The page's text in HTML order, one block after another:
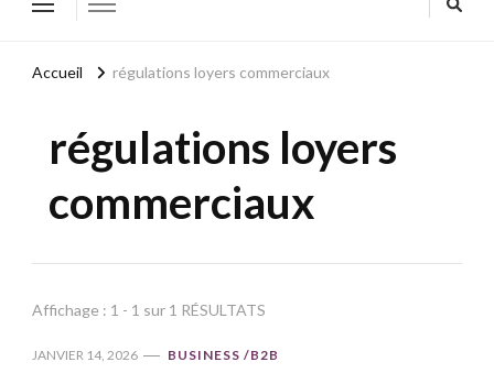
Accueil régulations loyers commerciaux
régulations loyers
commerciaux
Affichage : 1 - 1 sur 1 RÉSULTATS
JANVIER 14, 2026 BUSINESS /B2B